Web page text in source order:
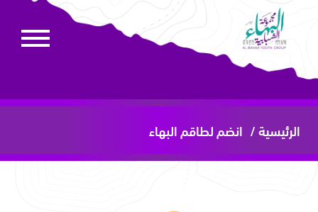
الرئيسية / انضم لطاقم البهاء